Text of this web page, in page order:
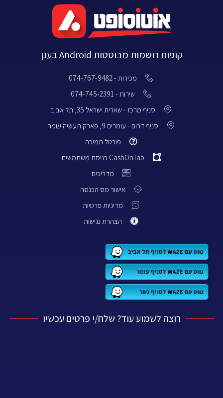
קופות רושמות מבוססות Android בענן
מכירות - 074-767-9482
שירות - 074-745-2391
סניף מרכז - שארית ישראל 35, תל אביב
סניף דרום - עומרים 9, פארק תעשיה עומר
פורטל תמיכה
CashOnTab כניסת משתמשים
מדריכים
אישור מס הכנסה
מדיניות פרטיות
הצהרת נגישות
רוצה לשמוע עוד? שלח/י פרטים עכשיו